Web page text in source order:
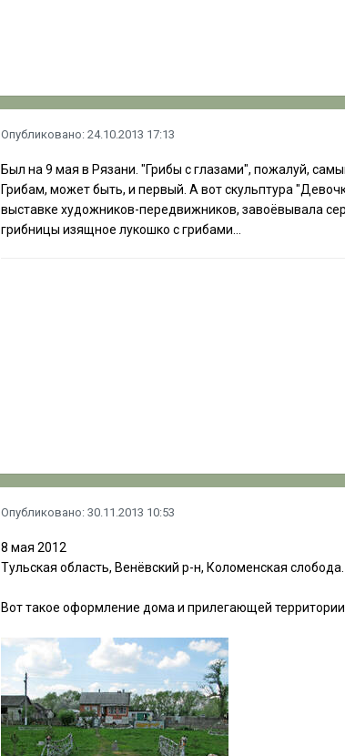
Опубликовано: 24.10.2013 17:13
Был на 9 мая в Рязани. "Грибы с глазами", пожалуй,
Грибам, может быть, и первый. А вот скульптура
выставке художников-передвижников, завоёвывала
грибницы изящное лукошко с грибами...
Опубликовано: 30.11.2013 10:53
8 мая 2012
Тульская область, Венёвский р-н, Коломенская слобода.
Вот такое оформление дома и прилегающей территории.